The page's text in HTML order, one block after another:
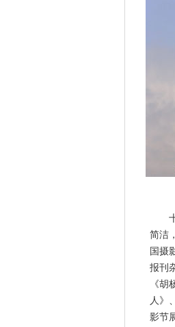
十
简洁
国摄
报刊
《
人》
影节